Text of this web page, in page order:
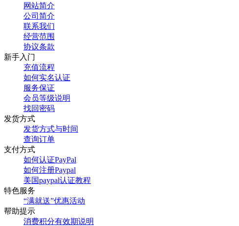
网站简介
公司简介
联系我们
经营范围
协议条款
新手入门
充值流程
如何实名认证
服务保证
会员等级说明
找回密码
发货方式
发货方式与时间
查询订单
支付方式
如何认证PayPal
如何注册Paypal
美国paypal认证教程
特色服务
“满就送”优惠活动
帮助提示
消费积分有效期说明